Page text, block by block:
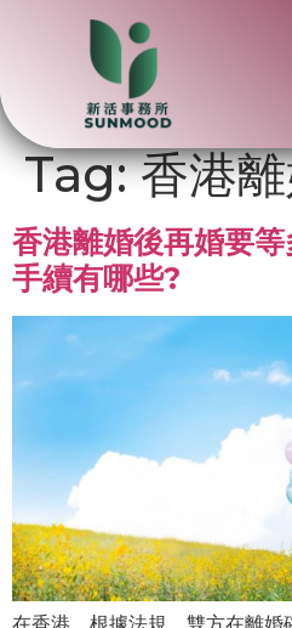
Tag:香港
香港離婚後再婚要等
手續有哪些?